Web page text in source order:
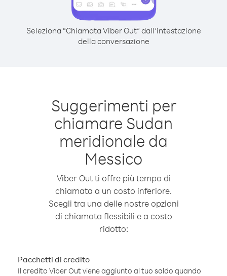
Seleziona “Chiamata Viber Out” dall’intestazione
della conversazione
Suggerimenti per
chiamare Sudan
meridionale da
Messico
Viber Out ti offre più tempo di
chiamata a un costo inferiore.
Scegli tra una delle nostre opzioni
di chiamata flessibili e a costo
ridotto:
Pacchetti di credito
Il credito Viber Out viene aggiunto al tuo saldo quando